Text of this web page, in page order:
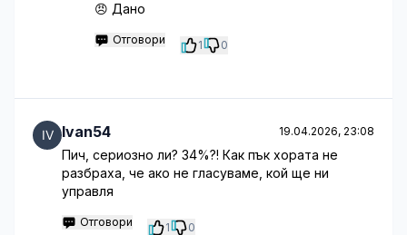
😠 Дано
Отговори 1 0
Ivan54 19.04.2026, 23:08
Пич, сериозно ли? 34%?! Как пък хората не
разбраха, че ако не гласуваме, кой ще ни
управля
Отговори 1 0